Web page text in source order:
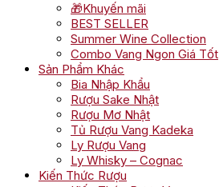
🎁Khuyến mãi
BEST SELLER
Summer Wine Collection
Combo Vang Ngon Giá Tốt
Sản Phẩm Khác
Bia Nhập Khẩu
Rượu Sake Nhật
Rượu Mơ Nhật
Tủ Rượu Vang Kadeka
Ly Rượu Vang
Ly Whisky – Cognac
Kiến Thức Rượu